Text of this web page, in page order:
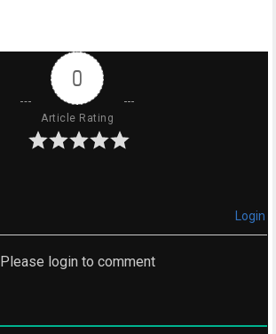
0
Article Rating
Login
Please login to comment